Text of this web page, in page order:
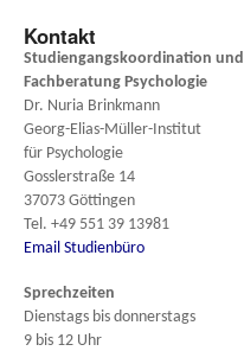
Kontakt
Studiengangskoordination und
Fachberatung Psychologie
Dr. Nuria Brinkmann
Georg-Elias-Müller-Institut
für Psychologie
Gosslerstraße 14
37073 Göttingen
Tel. +49 551 39 13981
Email Studienbüro
Sprechzeiten
Dienstags bis donnerstags
9 bis 12 Uhr